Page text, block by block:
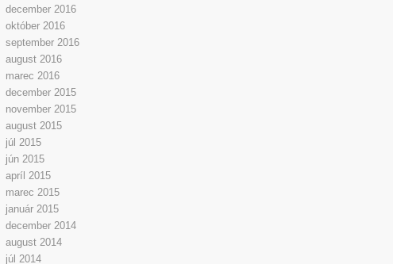
december 2016
október 2016
september 2016
august 2016
marec 2016
december 2015
november 2015
august 2015
júl 2015
jún 2015
apríl 2015
marec 2015
január 2015
december 2014
august 2014
júl 2014